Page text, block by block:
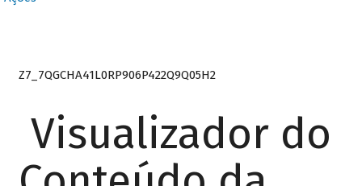
Z7_7QGCHA41L0RP906P422Q9Q05H2
Visualizador do